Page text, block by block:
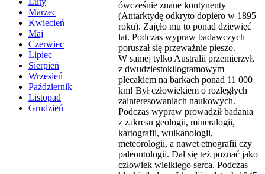
Marzec
Kwiecień
Maj
Czerwiec
Lipiec
Sierpień
Wrzesień
Październik
Listopad
Grudzień
ówcześnie znane kontynenty
(Antarktydę odkryto dopiero w 1895
roku). Zajęło mu to ponad dziewięć
lat. Podczas wypraw badawczych
poruszał się przeważnie pieszo.
W samej tylko Australii przemierzył,
z dwudziestokilogramowym
plecakiem na barkach ponad 11 000
km! Był człowiekiem o rozległych
zainteresowaniach naukowych.
Podczas wypraw prowadził badania
z zakresu geologii, mineralogii,
kartografii, wulkanologii,
meteorologii, a nawet etnografii czy
paleontologii. Dał się też poznać jako
człowiek wielkiego serca. Podczas